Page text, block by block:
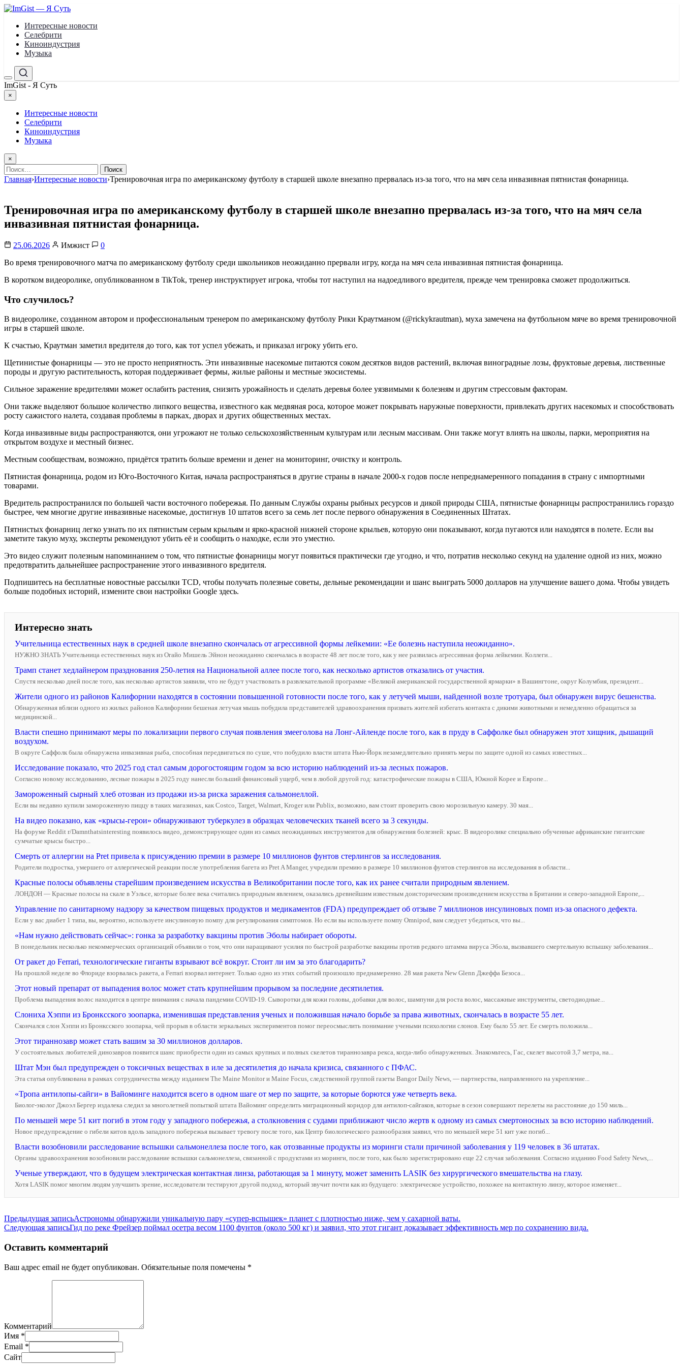
Перейти
содержимому
Интересные новости
Селебрити
Киноиндустрия
Музыка
МенюПоиск
ImGist - Я Суть
×
Закрыть
менюИнтересные новости
Селебрити
Киноиндустрия
Музыка
×
Найти:
Главная›Интересные новости›Тренировочная игра по американскому футболу в старшей школе внезапно прервалась из-за того, что на мяч села инвазивная пятнистая фонарница.
Тренировочная игра по американскому футболу в старшей школе внезапно прервалась из-за того, что на мяч села
инвазивная пятнистая фонарница.
25.06.2026 Имжист
0
Во время тренировочного матча по американскому футболу среди школьников неожиданно прервали игру, когда на мяч села инвазивная пятнистая фонарница.
В коротком видеоролике, опубликованном в TikTok, тренер инструктирует игрока, чтобы тот наступил на надоедливого вредителя, прежде чем тренировка сможет продолжиться.
Что случилось?
В видеоролике, созданном автором и профессиональным тренером по американскому футболу Рики Краутманом (@rickykrautman), муха замечена на футбольном мяче во время тренировочной
игры в старшей школе.
К счастью, Краутман заметил вредителя до того, как тот успел убежать, и приказал игроку убить его.
Щетинистые фонарницы — это не просто неприятность. Эти инвазивные насекомые питаются соком десятков видов растений, включая виноградные лозы, фруктовые деревья, лиственные
породы и другую растительность, которая поддерживает фермы, жилые районы и местные экосистемы.
Сильное заражение вредителями может ослабить растения, снизить урожайность и сделать деревья более уязвимыми к болезням и другим стрессовым факторам.
Они также выделяют большое количество липкого вещества, известного как медвяная роса, которое может покрывать наружные поверхности, привлекать других насекомых и способствовать
росту сажистого налета, создавая проблемы в парках, дворах и других общественных местах.
Когда инвазивные виды распространяются, они угрожают не только сельскохозяйственным культурам или лесным массивам. Они также могут влиять на школы, парки, мероприятия на
открытом воздухе и местный бизнес.
Местным сообществам, возможно, придётся тратить больше времени и денег на мониторинг, очистку и контроль.
Пятнистая фонарница, родом из Юго-Восточного Китая, начала распространяться в другие страны в начале 2000-х годов после непреднамеренного попадания в страну с импортными
товарами.
Вредитель распространился по большей части восточного побережья. По данным Службы охраны рыбных ресурсов и дикой природы США, пятнистые фонарницы распространились гораздо
быстрее, чем многие другие инвазивные насекомые, достигнув 10 штатов всего за семь лет после первого обнаружения в Соединенных Штатах.
Пятнистых фонарниц легко узнать по их пятнистым серым крыльям и ярко-красной нижней стороне крыльев, которую они показывают, когда пугаются или находятся в полете. Если вы
заметите такую муху, эксперты рекомендуют убить её и сообщить о находке, если это уместно.
Это видео служит полезным напоминанием о том, что пятнистые фонарницы могут появиться практически где угодно, и что, потратив несколько секунд на удаление одной из них, можно
предотвратить дальнейшее распространение этого инвазивного вредителя.
Подпишитесь на бесплатные новостные рассылки TCD, чтобы получать полезные советы, дельные рекомендации и шанс выиграть 5000 долларов на улучшение вашего дома. Чтобы увидеть
больше подобных историй, измените свои настройки Google здесь.
Интересно знать
Учительница естественных наук в средней школе внезапно скончалась от агрессивной формы лейкемии: «Ее болезнь наступила неожиданно».
НУЖНО ЗНАТЬ Учительница естественных наук из Огайо Мишель Эйнон неожиданно скончалась в возрасте 48 лет после того, как у нее развилась агрессивная форма лейкемии. Коллеги...
Трамп станет хедлайнером празднования 250-летия на Национальной аллее после того, как несколько артистов отказались от участия.
Спустя несколько дней после того, как несколько артистов заявили, что не будут участвовать в развлекательной программе «Великой американской государственной ярмарки» в Вашингтоне, округ Колумбия, президент...
Жители одного из районов Калифорнии находятся в состоянии повышенной готовности после того, как у летучей мыши, найденной возле тротуара, был обнаружен вирус бешенства.
Обнаруженная вблизи одного из жилых районов Калифорнии бешеная летучая мышь побудила представителей здравоохранения призвать жителей избегать контакта с дикими животными и немедленно обращаться за
медицинской...
Власти спешно принимают меры по локализации первого случая появления змееголова на Лонг-Айленде после того, как в пруду в Саффолке был обнаружен этот хищник, дышащий
воздухом.
В округе Саффолк была обнаружена инвазивная рыба, способная передвигаться по суше, что побудило власти штата Нью-Йорк незамедлительно принять меры по защите одной из самых известных...
Исследование показало, что 2025 год стал самым дорогостоящим годом за всю историю наблюдений из-за лесных пожаров.
Согласно новому исследованию, лесные пожары в 2025 году нанесли больший финансовый ущерб, чем в любой другой год: катастрофические пожары в США, Южной Корее и Европе...
Замороженный сырный хлеб отозван из продажи из-за риска заражения сальмонеллой.
Если вы недавно купили замороженную пиццу в таких магазинах, как Costco, Target, Walmart, Kroger или Publix, возможно, вам стоит проверить свою морозильную камеру. 30 мая...
На видео показано, как «крысы-герои» обнаруживают туберкулез в образцах человеческих тканей всего за 3 секунды.
На форуме Reddit r/Damnthatsinteresting появилось видео, демонстрирующее один из самых неожиданных инструментов для обнаружения болезней: крыс. В видеоролике специально обученные африканские гигантские
сумчатые крысы быстро...
Смерть от аллергии на Pret привела к присуждению премии в размере 10 миллионов фунтов стерлингов за исследования.
Родители подростка, умершего от аллергической реакции после употребления багета из Pret A Manger, учредили премию в размере 10 миллионов фунтов стерлингов на исследования в области...
Красные полосы объявлены старейшим произведением искусства в Великобритании после того, как их ранее считали природным явлением.
ЛОНДОН — Красные полосы на скале в Уэльсе, которые более века считались природным явлением, оказались древнейшим известным доисторическим произведением искусства в Британии и северо-западной Европе,...
Управление по санитарному надзору за качеством пищевых продуктов и медикаментов (FDA) предупреждает об отзыве 7 миллионов инсулиновых помп из-за опасного дефекта.
Если у вас диабет 1 типа, вы, вероятно, используете инсулиновую помпу для регулирования симптомов. Но если вы используете помпу Omnipod, вам следует убедиться, что вы...
«Нам нужно действовать сейчас»: гонка за разработку вакцины против Эболы набирает обороты.
В понедельник несколько некоммерческих организаций объявили о том, что они наращивают усилия по быстрой разработке вакцины против редкого штамма вируса Эбола, вызвавшего смертельную вспышку заболевания...
От ракет до Ferrari, технологические гиганты взрывают всё вокруг. Стоит ли им за это благодарить?
На прошлой неделе во Флориде взорвалась ракета, а Ferrari взорвал интернет. Только одно из этих событий произошло преднамеренно. 28 мая ракета New Glenn Джеффа Безоса...
Этот новый препарат от выпадения волос может стать крупнейшим прорывом за последние десятилетия.
Проблема выпадения волос находится в центре внимания с начала пандемии COVID-19. Сыворотки для кожи головы, добавки для волос, шампуни для роста волос, массажные инструменты, светодиодные...
Слониха Хэппи из Бронксского зоопарка, изменившая представления ученых и положившая начало борьбе за права животных, скончалась в возрасте 55 лет.
Скончался слон Хэппи из Бронксского зоопарка, чей прорыв в области зеркальных экспериментов помог переосмыслить понимание учеными психологии слонов. Ему было 55 лет. Ее смерть положила...
Этот тираннозавр может стать вашим за 30 миллионов долларов.
У состоятельных любителей динозавров появится шанс приобрести один из самых крупных и полных скелетов тираннозавра рекса, когда-либо обнаруженных. Знакомьтесь, Гас, скелет высотой 3,7 метра, на...
Штат Мэн был предупрежден о токсичных веществах в иле за десятилетия до начала кризиса, связанного с ПФАС.
Эта статья опубликована в рамках сотрудничества между изданием The Maine Monitor и Maine Focus, следственной группой газеты Bangor Daily News, — партнерства, направленного на укрепление...
«Тропа антилопы-сайги» в Вайоминге находится всего в одном шаге от мер по защите, за которые борются уже четверть века.
Биолог-эколог Джоэл Бергер издалека следил за многолетней попыткой штата Вайоминг определить миграционный коридор для антилоп-сайгаков, которые в сезон совершают перелеты на расстояние до 150 миль...
По меньшей мере 51 кит погиб в этом году у западного побережья, а столкновения с судами приближают число жертв к одному из самых смертоносных за всю историю наблюдений.
Новое предупреждение о гибели китов вдоль западного побережья вызывает тревогу после того, как Центр биологического разнообразия заявил, что по меньшей мере 51 кит уже погиб...
Власти возобновили расследование вспышки сальмонеллеза после того, как отозванные продукты из моринги стали причиной заболевания у 119 человек в 36 штатах.
Органы здравоохранения возобновили расследование вспышки сальмонеллеза, связанной с продуктами из моринги, после того, как было зарегистрировано еще 22 случая заболевания. Согласно изданию Food Safety News,...
Ученые утверждают, что в будущем электрическая контактная линза, работающая за 1 минуту, может заменить LASIK без хирургического вмешательства на глазу.
Хотя LASIK помог многим людям улучшить зрение, исследователи тестируют другой подход, который звучит почти как из будущего: электрическое устройство, похожее на контактную линзу, которое изменяет...
Навигация
по
записям
Предыдущая записьАстрономы обнаружили уникальную пару «супер-вспышек» планет с плотностью ниже, чем у сахарной ваты.
Следующая записьГид по реке Фрейзер поймал осетра весом 1100 фунтов (около 500 кг) и заявил, что этот гигант доказывает эффективность мер по сохранению вида.
Оставить комментарий
Ваш адрес email не будет опубликован. Обязательные поля помечены *
Комментарий
Имя *
Email *
Сайт